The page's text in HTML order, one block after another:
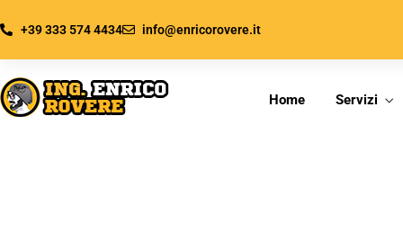
+39 333 574 4434 info@enricorovere.it
Home Servizi